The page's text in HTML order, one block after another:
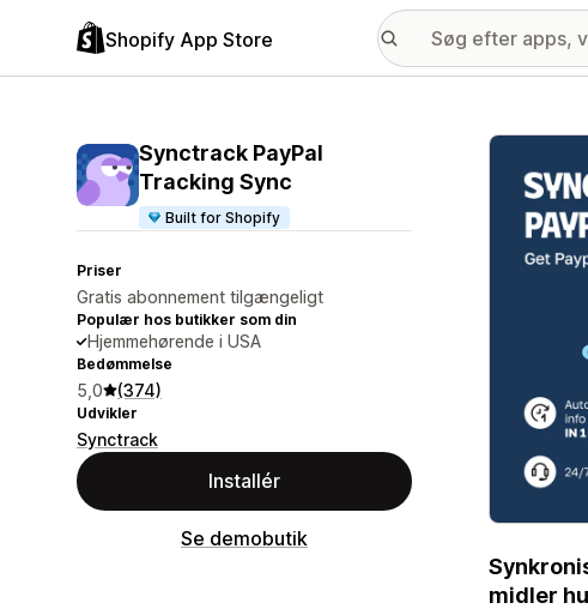
Shopify App Store
Synctrack PayPal
Tracking Sync
Built for Shopify
Priser
Gratis abonnement tilgængeligt
Populær hos butikker som din
Hjemmehørende i USA
Bedømmelse
5,0 (374)
Udvikler
Synctrack
Installér
Se demobutik
Galleri
midler